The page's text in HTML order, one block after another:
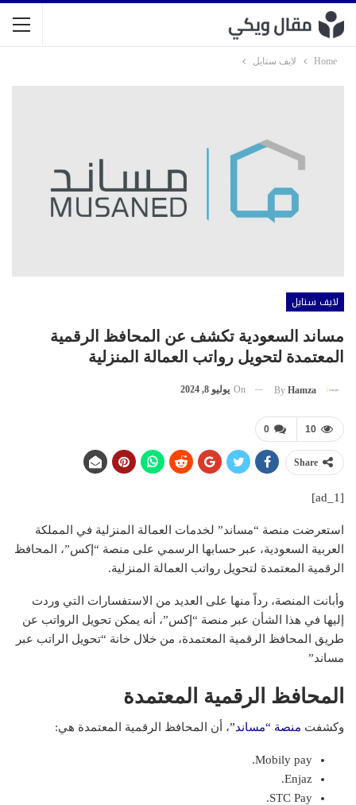
Home لايف ستايل
لايف ستايل
مساند السعودية تكشف عن المحافظ الرقمية
المعتمدة لتحويل رواتب العمالة المنزلية
By Hamza
On يوليو 8, 2024
0 10
Share
[ad_1]
استعرضت منصة “مساند” لخدمات العمالة المنزلية في المملكة
العربية السعودية، عبر حسابها الرسمي على منصة “إكس”، المحافظ
الرقمية المعتمدة لتحويل رواتب العمالة المنزلية.
وأبانت المنصة، رداً منها على العديد من الاستفسارات التي وردت
إليها في هذا الشأن عبر منصة “إكس”، أنه يمكن تحويل الرواتب عن
طريق المحافظ الرقمية المعتمدة، من خلال خانة “تحويل الراتب عبر
مساند”
المحافظ الرقمية المعتمدة
وكشفت منصة “مساند”، أن المحافظ الرقمية المعتمدة هي:
Mobily pay.
Enjaz.
STC Pay.